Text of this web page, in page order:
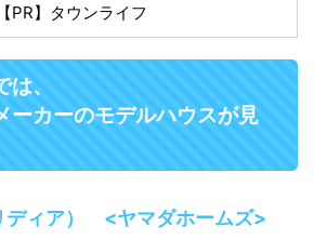
【PR】タウンライフ
、
ーカーのモデルハウスが見
ディア） <ヤマダホームズ>